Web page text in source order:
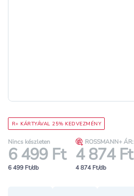
R+ KÁRTYÁVAL 25% KEDVEZMÉNY
Nincs készleten
6 499 Ft
6 499 Ft/db
ROSSMANN+ ÁR:
4 874 Ft
4 874 Ft/db